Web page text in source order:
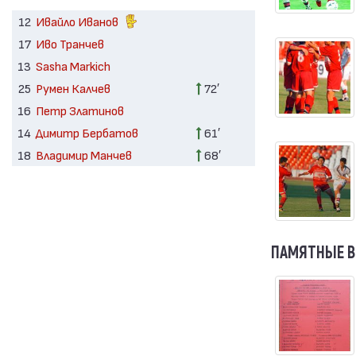
12 Ивайло Иванов
17 Иво Транчев
13 Sasha Markich
25 Румен Калчев
72′
16 Петр Златинов
14 Димитр Бербатов
61′
18 Владимир Манчев 68′
ПАМЯТНЫЕ